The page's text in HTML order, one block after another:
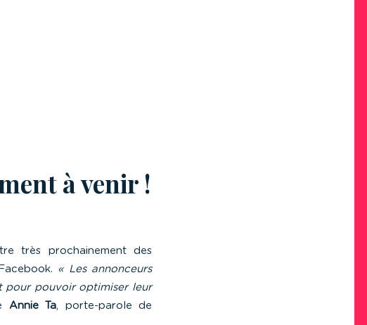
à venir !
très prochainement des
Facebook. « Les annonceurs
pour pouvoir optimiser leur
Annie Ta, porte-parole de